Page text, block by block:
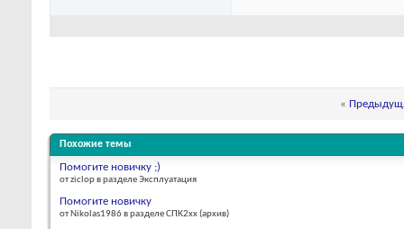
«
Похожие темы
Помогите новичку ;)
от ziclop в разделе Эксплуатация
Помогите новичку
от Nikolas1986 в разделе СПК2xx (архив)